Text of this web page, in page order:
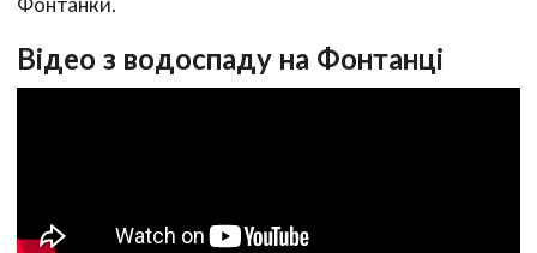
Відео з водоспаду на Фонтанці